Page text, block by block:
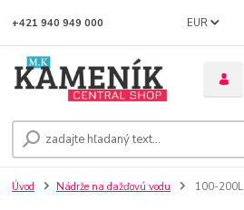
EUR
+421 940 949 000
Úvod Nádrže na dažďovú vodu 100-200L